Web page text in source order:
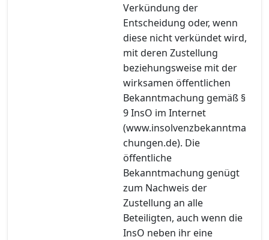
Verkündung der
Entscheidung oder, wenn
diese nicht verkündet wird,
mit deren Zustellung
beziehungsweise mit der
wirksamen öffentlichen
Bekanntmachung gemäß §
9 InsO im Internet
(www.insolvenzbekanntma
chungen.de). Die
öffentliche
Bekanntmachung genügt
zum Nachweis der
Zustellung an alle
Beteiligten, auch wenn die
InsO neben ihr eine